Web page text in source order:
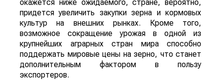
окажется ниже ожидаемого, стране, вероятно,
придется увеличить закупки зерна и кормовых
культур на внешних рынках. Кроме того,
возможное сокращение урожая в одной из
крупнейших аграрных стран мира способно
поддержать мировые цены на зерно, что станет
дополнительным фактором в пользу
экспортеров.